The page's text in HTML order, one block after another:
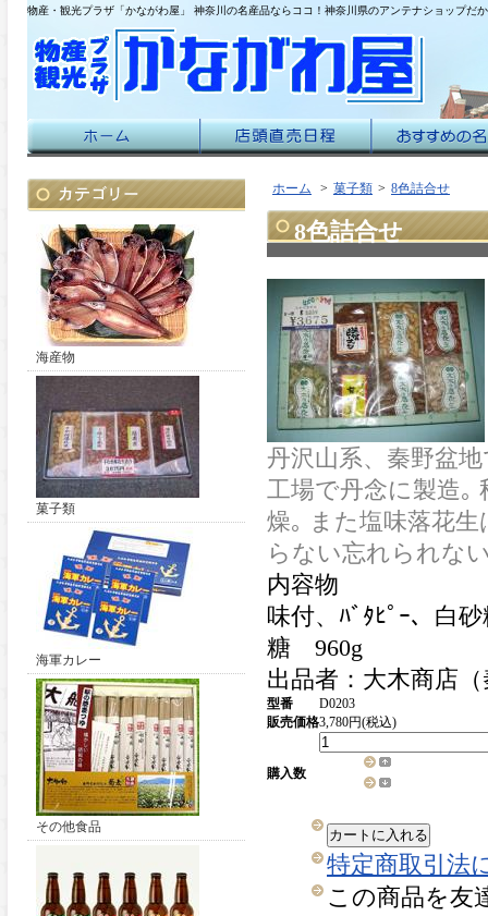
物産・観光プラザ「かながわ屋」 神奈川の名産品ならココ！神奈川県のアンテナショップだ
海産物
菓子類
海軍カレー
その他食品
ホーム > 菓子類 > 8色詰合せ
8色詰合せ
丹沢山系、秦野盆
工場で丹念に製造｡
燥｡ また塩味落花
らない忘れられな
内容物
味付、ﾊﾞﾀﾋﾟｰ、白
糖 960g
出品者：大木商店
型番
D0203
販売価格3,780円(税込)
購入数
カートに入れる
特定商取引法
この商品を友